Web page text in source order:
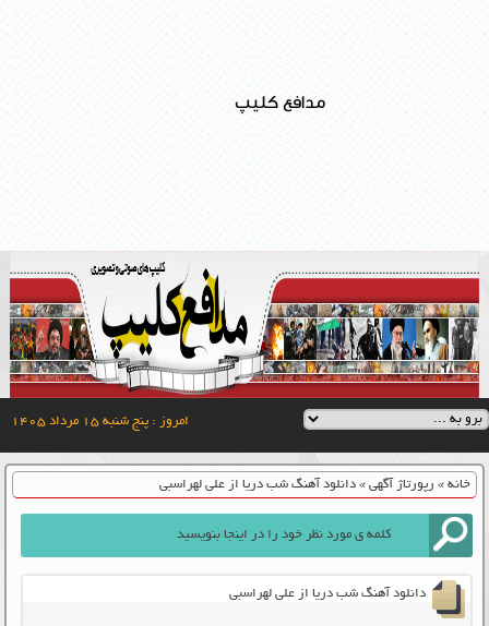
مدافع کلیپ
امروز : پنج شنبه ۱۵ مرداد ۱۴۰۵
خانه» رپورتاژ آگهی» دانلود آهنگ شب دریا از علی لهراسبی
دانلود آهنگ شب دریا از علی لهراسبی